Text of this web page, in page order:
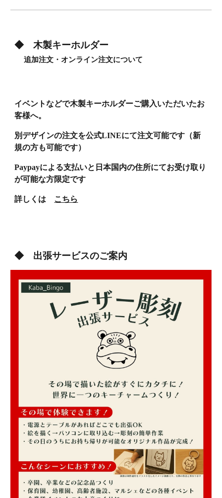
◆ 木製キーホルダー
追加注文・オンライン注文について
イベントなどで木製キーホルダーご購入いただいたお
客様へ。
別デザインの注文を公式LINEにて注文可能です（新
規の方も可能です）
Paypayによる支払いと日本国内の住所にてお受け取り
が可能な方限定です
詳しくは こちら
◆ 出張サービスのご案内